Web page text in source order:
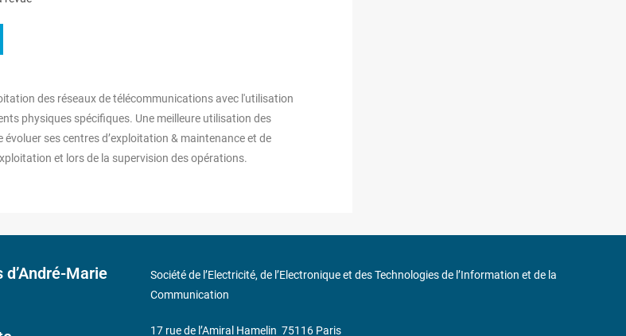
des réseaux de télécommunications avec l'utilisation
physiques spécifiques. Une meilleure utilisation des
ses centres d’exploitation & maintenance et de
et lors de la supervision des opérations.
Marie
Société de l’Electricité, de l’Electronique et des Technologies de l’Information et de la
Communication
17 rue de l’Amiral Hamelin 75116 Paris